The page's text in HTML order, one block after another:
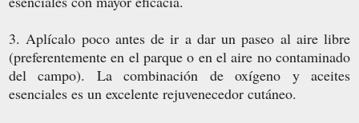
3. Aplícalo poco antes de ir a dar un paseo al aire libre
(preferentemente en el parque o en el aire no contaminado
del campo). La combinación de oxígeno y aceites
esenciales es un excelente rejuvenecedor cutáneo.